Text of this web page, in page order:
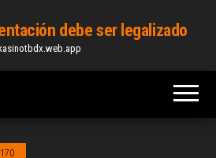
debe ser legalizado
kasinotbdx.web.app